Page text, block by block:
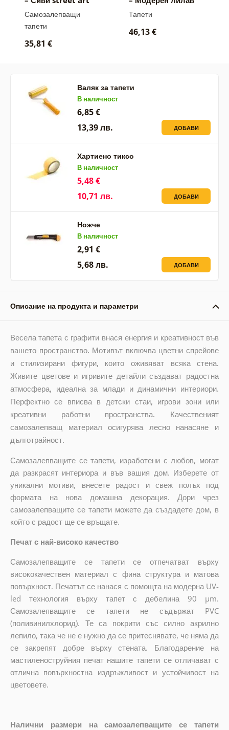
графити
Самозалепващи
тапети
35,81 €
графити стена
Тапети
46,13 €
Валяк за тапети
В наличност
6,85 €
13,39 лв.
ДОБАВИ
Хартиено тиксо
В наличност
5,48 €
10,71 лв.
ДОБАВИ
Ножче
В наличност
2,91 €
5,68 лв.
ДОБАВИ
Описание на продукта и параметри
Весела тапета с графити внася енергия и креативност във
вашето пространство. Мотивът включва цветни спрейове
и стилизирани фигури, които оживяват всяка стена.
Живите цветове и игривите детайли създават радостна
атмосфера, идеална за млади и динамични интериори.
Перфектно се вписва в детски стаи, игрови зони или
креативни работни пространства. Качественият
самозалепващ материал осигурява лесно нанасяне и
дълготрайност.
Самозалепващите се тапети, изработени с любов, могат
да разкрасят интериора и във вашия дом. Изберете от
уникални мотиви, внесете радост и свеж полъх под
формата на нова домашна декорация. Дори чрез
самозалепващите се тапети можете да създадете дом, в
който с радост ще се връщате.
Печат с най-високо качество
Самозалепващите се тапети се отпечатват върху
висококачествен материал с фина структура и матова
повърхност. Печатът се нанася с помощта на модерна UV-
led технология върху тапет с дебелина 90 µm.
Самозалепващите се тапети не съдържат PVC
(поливинилхлорид). Те са покрити със силно акрилно
лепило, така че не е нужно да се притеснявате, че няма да
се закрепят добре върху стената. Благодарение на
мастиленоструйния печат нашите тапети се отличават с
отлична повърхностна издръжливост и устойчивост на
цветовете.
Налични размери на самозалепващите се тапети